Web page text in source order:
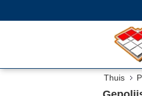
Thuis